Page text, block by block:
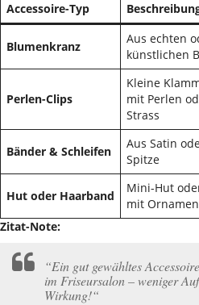
Accessoire-Typ
Blumenkranz
Aus echten
künstlichen
Perlen-Clips
Kleine
mit Perlen
Strass
Bänder & Schleifen
Aus Satin
Spitze
Hut oder Haarband
Mini-Hut
mit
Zitat-Note:
“Ein gut gewähltes
im Friseursalon – weniger
Wirkung!“